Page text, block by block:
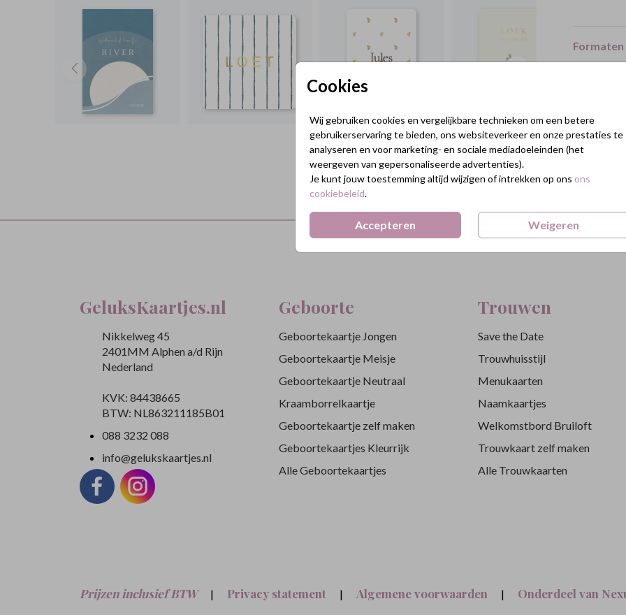
Cookies
Wij gebruiken cookies en vergelijkbare technieken om een betere
gebruikerservaring te bieden, ons websiteverkeer en onze prestaties te
analyseren en voor marketing- en sociale mediadoeleinden (het
weergeven van gepersonaliseerde advertenties).
Je kunt jouw toestemming altijd wijzigen of intrekken op ons ons
cookiebeleid.
Accepteren Weigeren
Formaten
Terug naar boven
GeluksKaartjes.nl
Nikkelweg 45
2401MM Alphen a/d Rijn
Nederland
KVK: 84438665
BTW: NL863211185B01
088 3232 088
info@gelukskaartjes.nl
Geboorte
Geboortekaartje Jongen
Geboortekaartje Meisje
Geboortekaartje Neutraal
Kraamborrelkaartje
Geboortekaartje zelf maken
Geboortekaartjes Kleurrijk
Alle Geboortekaartjes
Trouwen
Save the Date
Trouwhuisstijl
Menukaarten
Naamkaartjes
Welkomstbord Bruiloft
Trouwkaart zelf maken
Alle Trouwkaarten
Prijzen inclusief BTW | Privacy statement | Algemene voorwaarden | Onderdeel van